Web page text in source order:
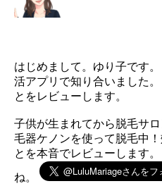
はじめまして。ゆり子です
活アプリで知り合いました
とをレビューします。
子供が生まれてから脱毛サ
毛器ケノンを使って脱毛中
とを本音でレビューします
ね。